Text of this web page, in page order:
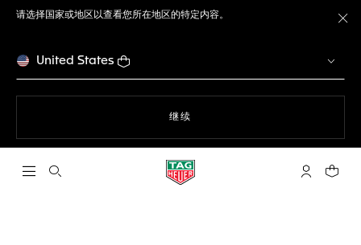
请选择国家或地区以查看您所在地区的特定内容。
United States
继续
打开搜索 My TAG您的